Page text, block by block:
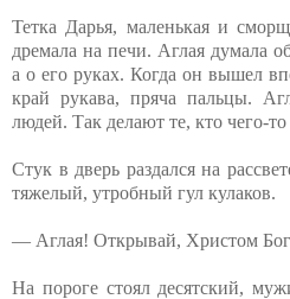
Тетка Дарья, маленькая и
дремала на печи. Аглая думала
а о его руках. Когда он вышел
край рукава, пряча пальцы.
людей. Так делают те, кто чего-
Стук в дверь раздался на
тяжелый, утробный гул кулаков.
— Аглая! Открывай, Христом
На пороге стоял десятский,